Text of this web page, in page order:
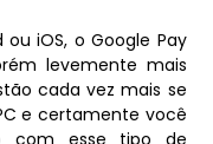
iOS, o Google Pay
levemente mais
cada vez mais se
e certamente você